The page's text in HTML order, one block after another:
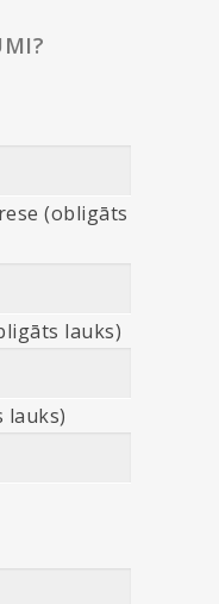
(obligāts
lauks)
lauks)